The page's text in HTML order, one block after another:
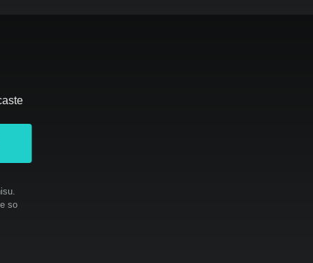
so